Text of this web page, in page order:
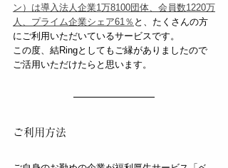
ン）は導入法人企業1万8100団体、会員数1220万
人、プライム企業シェア61％ と、たくさんの方
にご利用いただいているサービスです。
この度、結Ringとしてもご縁がありましたので
ご活用いただけたらと思います。
ご利用方法